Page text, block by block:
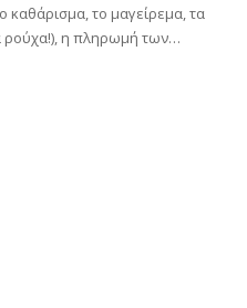
καθάρισμα, το μαγείρεμα, τα
ρούχα!), η πληρωμή των…